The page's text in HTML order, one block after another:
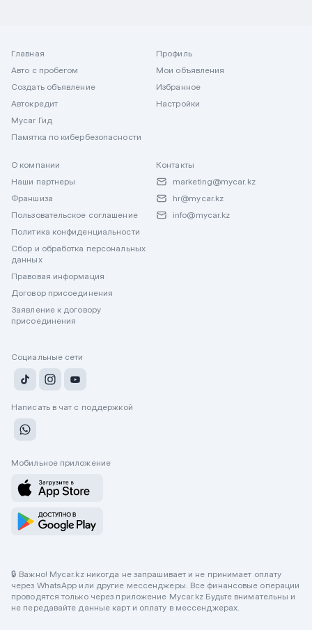
Главная
Авто с пробегом
Создать объявление
Автокредит
Mycar Гид
Памятка по кибербезопасности
Профиль
Мои объявления
Избранное
Настройки
О компании
Наши партнеры
Франшиза
Пользовательское соглашение
Политика конфиденциальности
Сбор и обработка персональных
данных
Правовая информация
Договор присоединения
Заявление к договору
присоединения
Контакты
marketing@mycar.kz
hr@mycar.kz
info@mycar.kz
Социальные сети
Написать в чат с поддержкой
Мобильное приложение
🔒 Важно! Mycar.kz никогда не запрашивает и не принимает оплату
через WhatsApp или другие мессенджеры. Все финансовые операции
проводятся только через приложение Mycar.kz Будьте внимательны и
не передавайте данные карт и оплату в мессенджерах.